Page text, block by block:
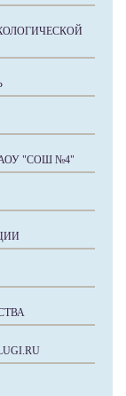
"СОШ №4"